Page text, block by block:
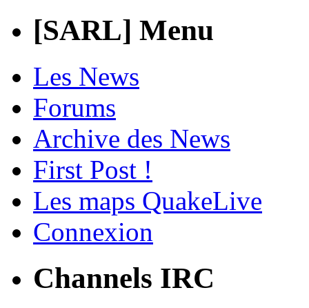
[SARL] Menu
Les News
Forums
Archive des News
First Post !
Les maps QuakeLive
Connexion
Channels IRC